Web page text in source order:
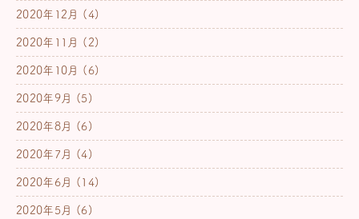
2020年12月 (4)
2020年11月 (2)
2020年10月 (6)
2020年9月 (5)
2020年8月 (6)
2020年7月 (4)
2020年6月 (14)
2020年5月 (6)